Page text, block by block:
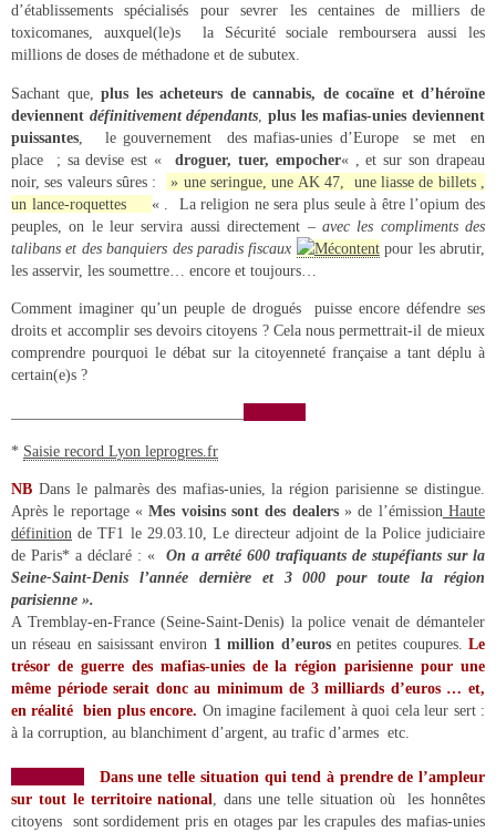
d’établissements spécialisés pour sevrer les centaines de milliers de
toxicomanes, auxquel(le)s la Sécurité sociale remboursera aussi les
millions de doses de méthadone et de subutex.
Sachant que, plus les acheteurs de cannabis, de cocaïne et d’héroïne
deviennent définitivement dépendants ,plus les mafias-unies deviennent
puissantes , le gouvernement des mafias-unies d’Europe se met en
place ; sa devise est «
droguer, tuer, empocher« , et sur son drapeau
noir, ses valeurs sûres :
» une seringue, une AK 47, une liasse de billets ,
un lance-roquettes « . La religion ne sera plus seule à être l’opium des
peuples, on le leur servira aussi directement –avec les compliments des
talibans et des banquiers des paradis fiscaux
pour les abrutir,
les asservir, les soumettre… encore et toujours…
Comment imaginer qu’un peuple de drogués puisse encore défendre ses
droits et accomplir ses devoirs citoyens ? Cela nous permettrait-il de mieux
comprendre pourquoi le débat sur la citoyenneté française a tant déplu à
certain(e)s ?
* Saisie record Lyon leprogres.fr
NB Dans le palmarès des mafias-unies, la région parisienne se distingue.
Après le reportage «Mes voisins sont des dealers» de l’émissionHaute
définition de TF1 le 29.03.10, Le directeur adjoint de la Police judiciaire
de Paris* a déclaré : «
On a arrêté 600 trafiquants de stupéfiants sur la
Seine-Saint-Denis l’année dernière et 3 000 pour toute la région
parisienne ».
A Tremblay-en-France (Seine-Saint-Denis) la police venait de démanteler
un réseau en saisissant environ 1 million d’eurosen petites coupures.Le
trésor de guerre des mafias-unies de la région parisienne pour une
même période serait donc au minimum de 3 milliards d’euros … et,
en réalité bien plus encore. On imagine facilement à quoi cela leur sert :
à la corruption, au blanchiment d’argent, au trafic d’armes etc.
Dans une telle situation qui tend à prendre de l’ampleur
sur tout le territoire national, dans une telle situation où les honnêtes
citoyens sont sordidement pris en otages par les crapules des mafias-unies